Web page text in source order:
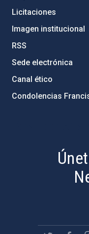
Licitaciones
Imagen institucional
RSS
Sede electrónica
Canal ético
Condolencias